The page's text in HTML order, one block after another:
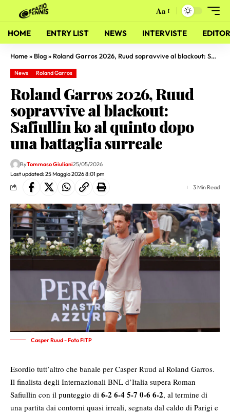
Aa
HOME ENTRY LIST NEWS INTERVISTE
Home» Blog» Roland Garros 2026, Ruud sopravvive al blackout: Safiullin ko al quinto dopo una battaglia surreale
News Roland Garros
Roland Garros 2026, Ruud
sopravvive al blackout:
Safiullin ko al quinto dopo
una battaglia surreale
Last updated: 25 Maggio 2026 8:01 pm
ByTommaso Giuliani25/05/2026
3 Min Read
Casper Ruud - Foto FITP
Esordio tutt’altro che banale per Casper Ruud al Roland Garros.
Il finalista degli Internazionali BNL d’Italia supera Roman
Safiullin con il punteggio di 6-2 6-4 5-7 0-6 6-2, al termine di
una partita dai contorni quasi irreali, segnata dal caldo di Parigi e